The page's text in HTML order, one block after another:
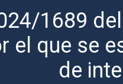
1689
el que se
de